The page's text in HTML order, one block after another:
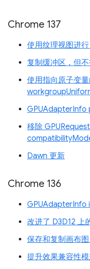
Chrome 137
使用纹理视图进
复制缓冲区，但
使用指向原子变
GPUAdapterInfo
移除
Dawn 更新
Chrome 136
GPUAdapterInfo
改进了 D3D12 上
保存和复制画布
提升效果兼容性